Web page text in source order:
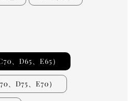
、D65、E65）
、D75、E70）